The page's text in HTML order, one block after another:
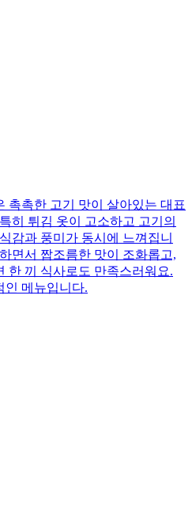
촉촉한 고기 맛이 살아있는 대표
히 튀김 옷이 고소하고 고기의
감과 풍미가 동시에 느껴집니
면서 짭조름한 맛이 조화롭고,
한 끼 식사로도 만족스러워요.
인 메뉴입니다.